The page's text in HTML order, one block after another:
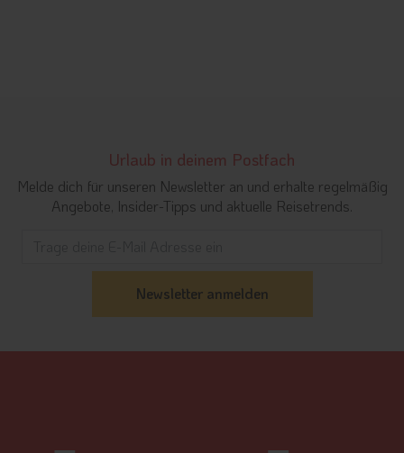
Urlaub in deinem Postfach
Melde dich für unseren Newsletter an und erhalte regelmäßig
Angebote, Insider-Tipps und aktuelle Reisetrends.